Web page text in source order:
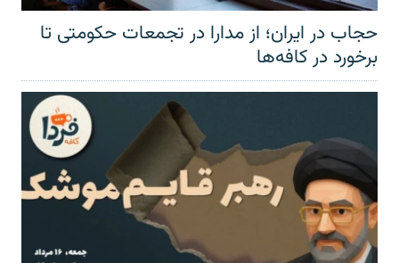
حجاب در ایران؛ از مدارا در تجمعات حکومتی تا
برخورد در کافه‌ها